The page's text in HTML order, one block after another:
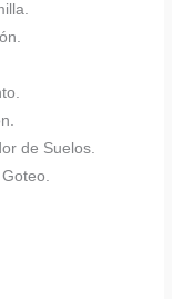
de Suelos.